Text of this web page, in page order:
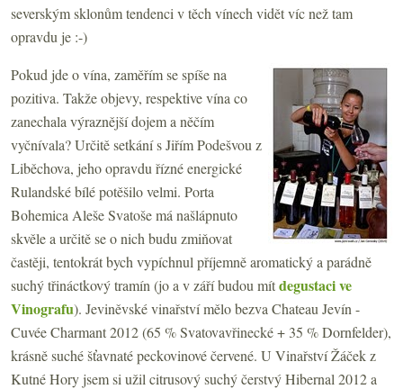
severským sklonům tendenci v těch vínech vidět víc než tam
opravdu je :-)
Pokud jde o vína, zaměřím se spíše na
pozitiva. Takže objevy, respektive vína co
zanechala výraznější dojem a něčím
vyčnívala? Určitě setkání s Jiřím Podešvou z
Liběchova, jeho opravdu řízné energické
Rulandské bílé potěšilo velmi. Porta
Bohemica Aleše Svatoše má našlápnuto
skvěle a určitě se o nich budu zmiňovat
častěji, tentokrát bych vypíchnul příjemně aromatický a parádně
suchý třináctkový tramín (jo a v září budou mítdegustaci ve
Vinografu). Jeviněvské vinařství mělo bezva Chateau Jevín -
Cuvée Charmant 2012 (65 % Svatovavřinecké + 35 % Dornfelder),
krásně suché šťavnaté peckovinové červené. U Vinařství Žáček z
Kutné Hory jsem si užil citrusový suchý čerstvý Hibernal 2012 a